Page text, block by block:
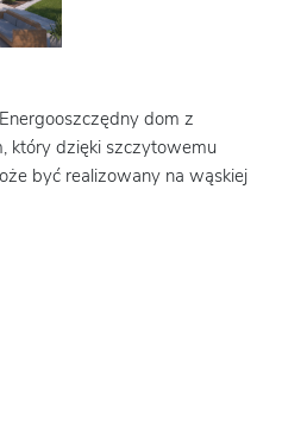
dom z
który dzięki szczytowemu
być realizowany na wąskiej